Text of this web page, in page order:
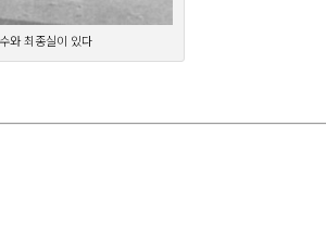
와 최종실이 있다